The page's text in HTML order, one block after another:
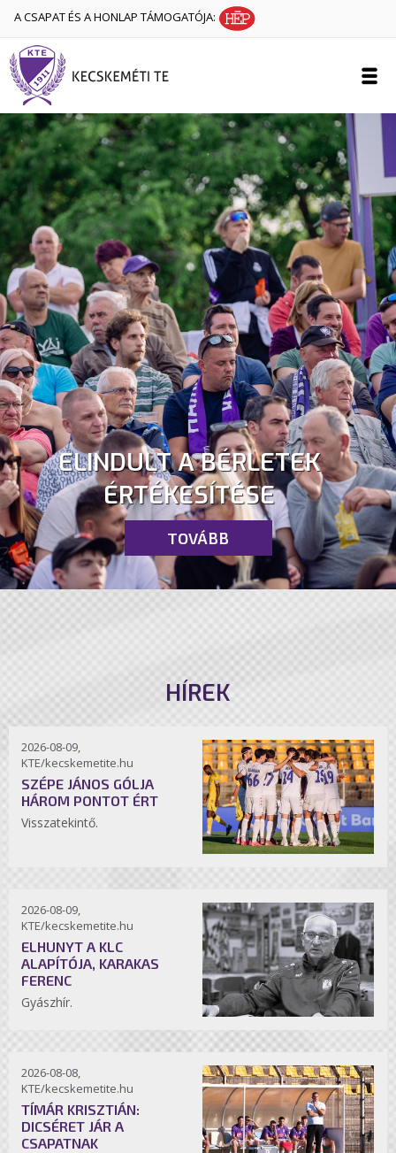
A CSAPAT ÉS A HONLAP TÁMOGATÓJA:
ELINDULT A BÉRLETEK
ÉRTÉKESÍTÉSE
TOVÁBB
HÍREK
2026-08-09,
KTE/kecskemetite.hu
SZÉPE JÁNOS GÓLJA
HÁROM PONTOT ÉRT
Visszatekintő.
2026-08-09,
KTE/kecskemetite.hu
ELHUNYT A KLC
ALAPÍTÓJA, KARAKAS
FERENC
Gyászhír.
2026-08-08,
KTE/kecskemetite.hu
TÍMÁR KRISZTIÁN:
DICSÉRET JÁR A
CSAPATNAK